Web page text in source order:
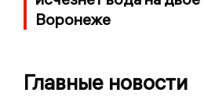
Воронеже
Главные новости